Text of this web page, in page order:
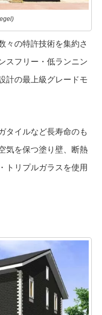
々の特許技術を集約さ
スフリー・低ランニン
計の最上級グレードモ
タイルなど長寿命のも
気を保つ塗り壁、断熱
トリプルガラスを使用